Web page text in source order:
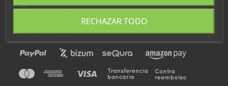
consultas@andupil.com
Horario: L-J 9:00h - 14:00h / 15:00h - 17:00h
V 9:00h - 14:30h
RECHAZAR TODO